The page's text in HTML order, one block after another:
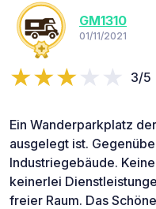
GM1310
01/11/2021
3/5
Ein Wanderparkplatz
ausgelegt ist.
Industriegebäude.
keinerlei
freier Raum. Das